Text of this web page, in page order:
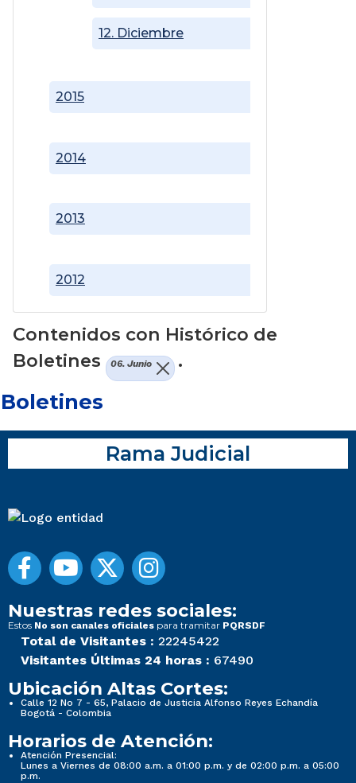
2012
2013
2014
2015
12. Diciembre
Contenidos con Histórico de
Boletines
06. Junio .
Boletines
Rama Judicial
Nuestras redes sociales:
Estos No son canales oficiales para tramitar PQRSDF
Total de Visitantes : 22245422
Visitantes Últimas 24 horas : 67490
Ubicación Altas Cortes:
Calle 12 No 7 - 65, Palacio de Justicia Alfonso Reyes Echandía
Bogotá - Colombia
Horarios de Atención:
Atención Presencial:
Lunes a Viernes de 08:00 a.m. a 01:00 p.m. y de 02:00 p.m. a 05:00
p.m.